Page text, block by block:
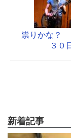
祟りか
３０
新着記事